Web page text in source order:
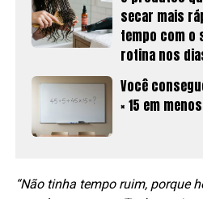
secar mais
tempo com o
rotina nos
Você
× 15 em
“Não tinha tempo ruim, porque